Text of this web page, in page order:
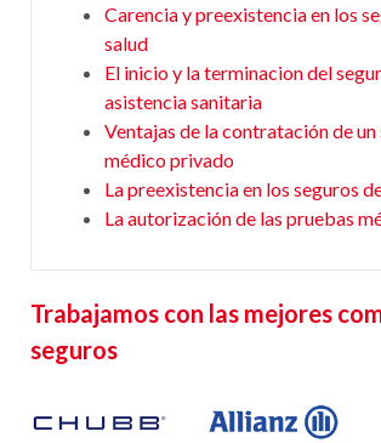
Carencia y preexistencia en los
salud
El inicio y la terminacion del
asistencia sanitaria
Ventajas de la contratación de un
médico privado
La preexistencia en los seguros
La autorización de las pruebas
Trabajamos con las mejores
seguros